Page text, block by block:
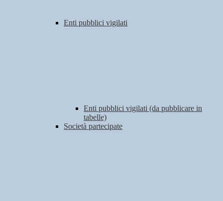
Enti pubblici vigilati
Enti pubblici vigilati (da pubblicare in
tabelle)
Società partecipate